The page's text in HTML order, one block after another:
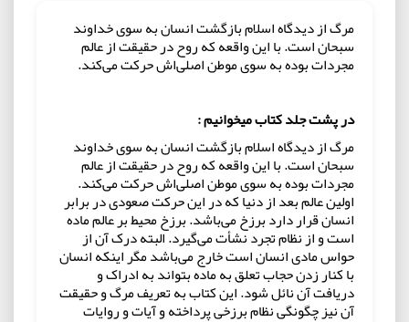
مرگ از دیدگاه اسلام بازگشت انسان به سوی خداوند
سبحان است. با این واقعه که روح در حقیقت از عالم
مجردات بوده به سوی موطن اصلی‌اش حرکت می‌کند.
در پشت جلد کتاب میخوانیم :
مرگ از دیدگاه اسلام بازگشت انسان به سوی خداوند
سبحان است. با این واقعه که روح در حقیقت از عالم
مجردات بوده به سوی موطن اصلی‌اش حرکت می‌کند.
اولین عالم بعد از دنیا که در این حرکت صعودی در برابر
انسان قرار دارد برزخ می‌باشد. برزخ محیط بر عالم ماده
است و از نظام تجرد نشأت می‌گیرد. البته درک آن از
حواس مادی انسان است خارج می‌باشد مگر اینکه انسان
با کنار زدن حجاب تعلق به ماده بتواند به ادراک و
دریافت آن نائل شود. این کتاب به تعریف مرگ و حقیقت
آن نیز چگونگی نظام برزخی پرداخته و آیات و روایات